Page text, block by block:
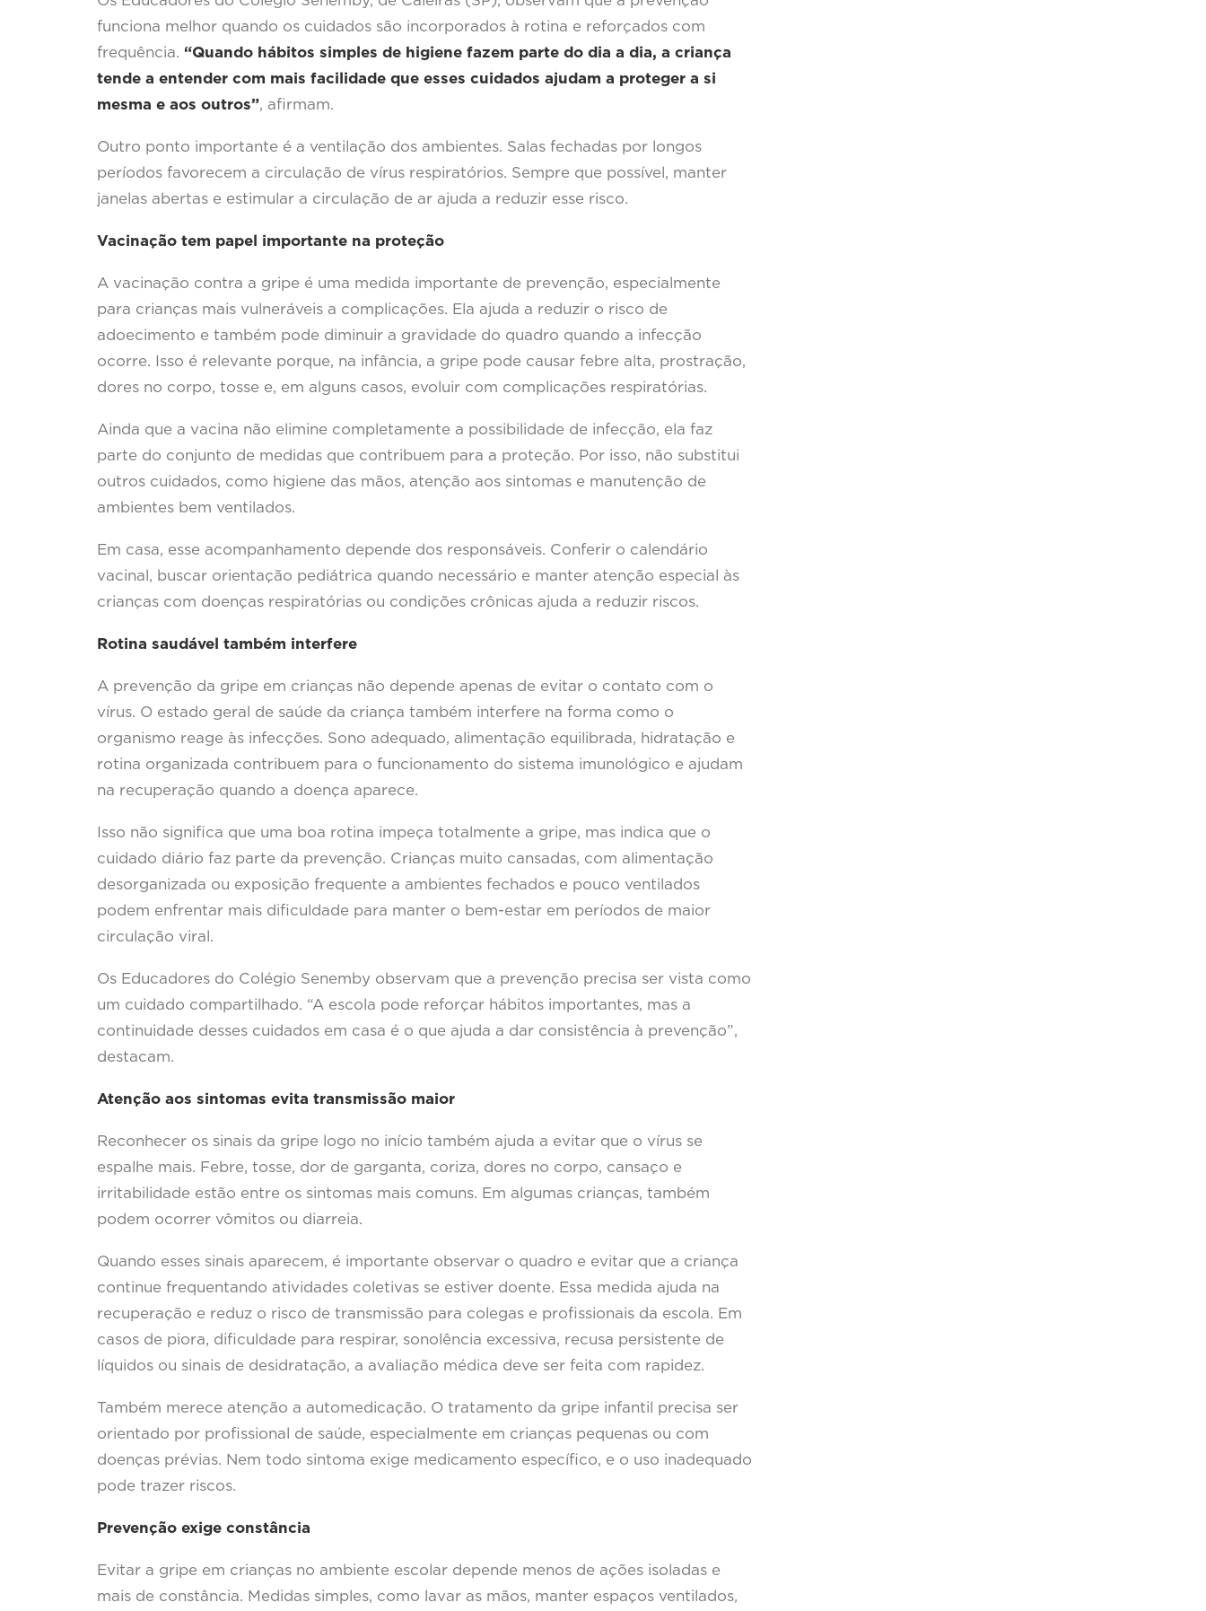
funciona melhor quando os cuidados são incorporados à rotina e reforçados com
frequência. “Quando hábitos simples de higiene fazem parte do dia a dia, a criança
tende a entender com mais facilidade que esses cuidados ajudam a proteger a si
mesma e aos outros”, afirmam.
Outro ponto importante é a ventilação dos ambientes. Salas fechadas por longos
períodos favorecem a circulação de vírus respiratórios. Sempre que possível, manter
janelas abertas e estimular a circulação de ar ajuda a reduzir esse risco.
Vacinação tem papel importante na proteção
A vacinação contra a gripe é uma medida importante de prevenção, especialmente
para crianças mais vulneráveis a complicações. Ela ajuda a reduzir o risco de
adoecimento e também pode diminuir a gravidade do quadro quando a infecção
ocorre. Isso é relevante porque, na infância, a gripe pode causar febre alta, prostração,
dores no corpo, tosse e, em alguns casos, evoluir com complicações respiratórias.
Ainda que a vacina não elimine completamente a possibilidade de infecção, ela faz
parte do conjunto de medidas que contribuem para a proteção. Por isso, não substitui
outros cuidados, como higiene das mãos, atenção aos sintomas e manutenção de
ambientes bem ventilados.
Em casa, esse acompanhamento depende dos responsáveis. Conferir o calendário
vacinal, buscar orientação pediátrica quando necessário e manter atenção especial às
crianças com doenças respiratórias ou condições crônicas ajuda a reduzir riscos.
Rotina saudável também interfere
A prevenção da gripe em crianças não depende apenas de evitar o contato com o
vírus. O estado geral de saúde da criança também interfere na forma como o
organismo reage às infecções. Sono adequado, alimentação equilibrada, hidratação e
rotina organizada contribuem para o funcionamento do sistema imunológico e ajudam
na recuperação quando a doença aparece.
Isso não significa que uma boa rotina impeça totalmente a gripe, mas indica que o
cuidado diário faz parte da prevenção. Crianças muito cansadas, com alimentação
desorganizada ou exposição frequente a ambientes fechados e pouco ventilados
podem enfrentar mais dificuldade para manter o bem-estar em períodos de maior
circulação viral.
Os Educadores do Colégio Senemby observam que a prevenção precisa ser vista como
um cuidado compartilhado. “A escola pode reforçar hábitos importantes, mas a
continuidade desses cuidados em casa é o que ajuda a dar consistência à prevenção”,
destacam.
Atenção aos sintomas evita transmissão maior
Reconhecer os sinais da gripe logo no início também ajuda a evitar que o vírus se
espalhe mais. Febre, tosse, dor de garganta, coriza, dores no corpo, cansaço e
irritabilidade estão entre os sintomas mais comuns. Em algumas crianças, também
podem ocorrer vômitos ou diarreia.
Quando esses sinais aparecem, é importante observar o quadro e evitar que a criança
continue frequentando atividades coletivas se estiver doente. Essa medida ajuda na
recuperação e reduz o risco de transmissão para colegas e profissionais da escola. Em
casos de piora, dificuldade para respirar, sonolência excessiva, recusa persistente de
líquidos ou sinais de desidratação, a avaliação médica deve ser feita com rapidez.
Também merece atenção a automedicação. O tratamento da gripe infantil precisa ser
orientado por profissional de saúde, especialmente em crianças pequenas ou com
doenças prévias. Nem todo sintoma exige medicamento específico, e o uso inadequado
pode trazer riscos.
Prevenção exige constância
Evitar a gripe em crianças no ambiente escolar depende menos de ações isoladas e
mais de constância. Medidas simples, como lavar as mãos, manter espaços ventilados,